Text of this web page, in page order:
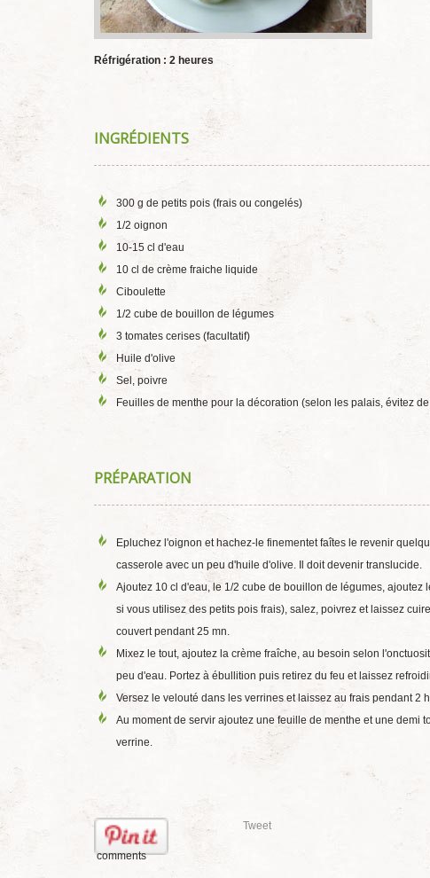
Réfrigération : 2 heures
INGRÉDIENTS
300 g de petits pois (frais ou congelés)
1/2 oignon
10-15 cl d'eau
10 cl de crème fraiche liquide
Ciboulette
1/2 cube de bouillon de légumes
3 tomates cerises (facultatif)
Huile d'olive
Sel, poivre
Feuilles de menthe pour la décoration (selon les palais, évitez
PRÉPARATION
Epluchez l'oignon et hachez-le finementet faîtes le revenir
casserole avec un peu d'huile d'olive. Il doit devenir translucide.
Ajoutez 10 cl d'eau, le 1/2 cube de bouillon de légumes, ajoutez
si vous utilisez des petits pois frais), salez, poivrez et laissez
couvert pendant 25 mn.
Mixez le tout, ajoutez la crème fraîche, au besoin selon
peu d'eau. Portez à ébullition puis retirez du feu et laissez
Versez le velouté dans les verrines et laissez au frais pendant 2
Au moment de servir ajoutez une feuille de menthe et une demi
verrine.
Tweet
comments